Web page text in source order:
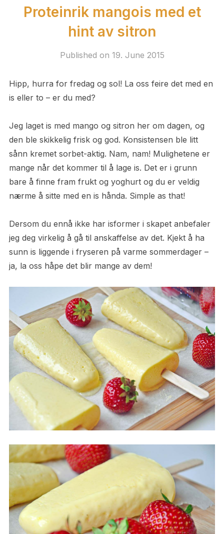
Proteinrik mangois med et
hint av sitron
Published on 19. June 2015
Hipp, hurra for fredag og sol! La oss feire det med en
is eller to – er du med?
Jeg laget is med mango og sitron her om dagen, og
den ble skikkelig frisk og god. Konsistensen ble litt
sånn kremet sorbet-aktig. Nam, nam! Mulighetene er
mange når det kommer til å lage is. Det er i grunn
bare å finne fram frukt og yoghurt og du er veldig
nærme å sitte med en is hånda. Simple as that!
Dersom du ennå ikke har isformer i skapet anbefaler
jeg deg virkelig å gå til anskaffelse av det. Kjekt å ha
sunn is liggende i fryseren på varme sommerdager –
ja, la oss håpe det blir mange av dem!